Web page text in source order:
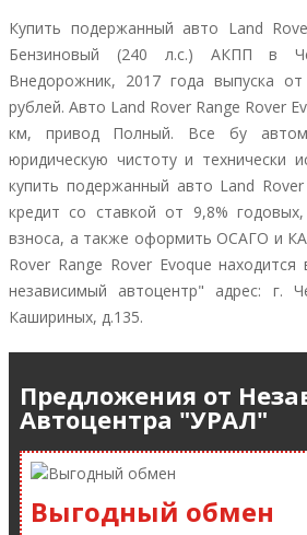
Купить подержанный авто Land
Бензиновый (240 л.с.) АКПП в
Внедорожник, 2017 года выпуска
рублей. Авто Land Rover Range Rover
км, привод Полный. Все бу
юридическую чистоту и технически
купить подержанный авто Land
кредит со ставкой от 9,8%
взноса, а также оформить ОСАГО и
Rover Range Rover Evoque
независимый автоцентр" адрес: г.
Кашириных, д.135.
Предложения от
Автоцентра "УРАЛ"
Выгодный обмен